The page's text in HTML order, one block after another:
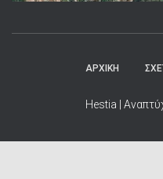
ΑΡΧΙΚΗ
Hestia |